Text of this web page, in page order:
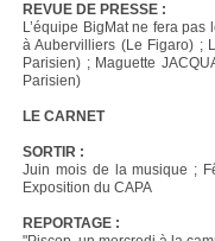
REVUE DE PRESSE :
L’équipe BigMat ne fera
à Aubervilliers (Le Figaro) ;
Parisien) ; Maguette
Parisien)
LE CARNET
SORTIR :
Juin mois de la musique ;
Exposition du CAPA
REPORTAGE :